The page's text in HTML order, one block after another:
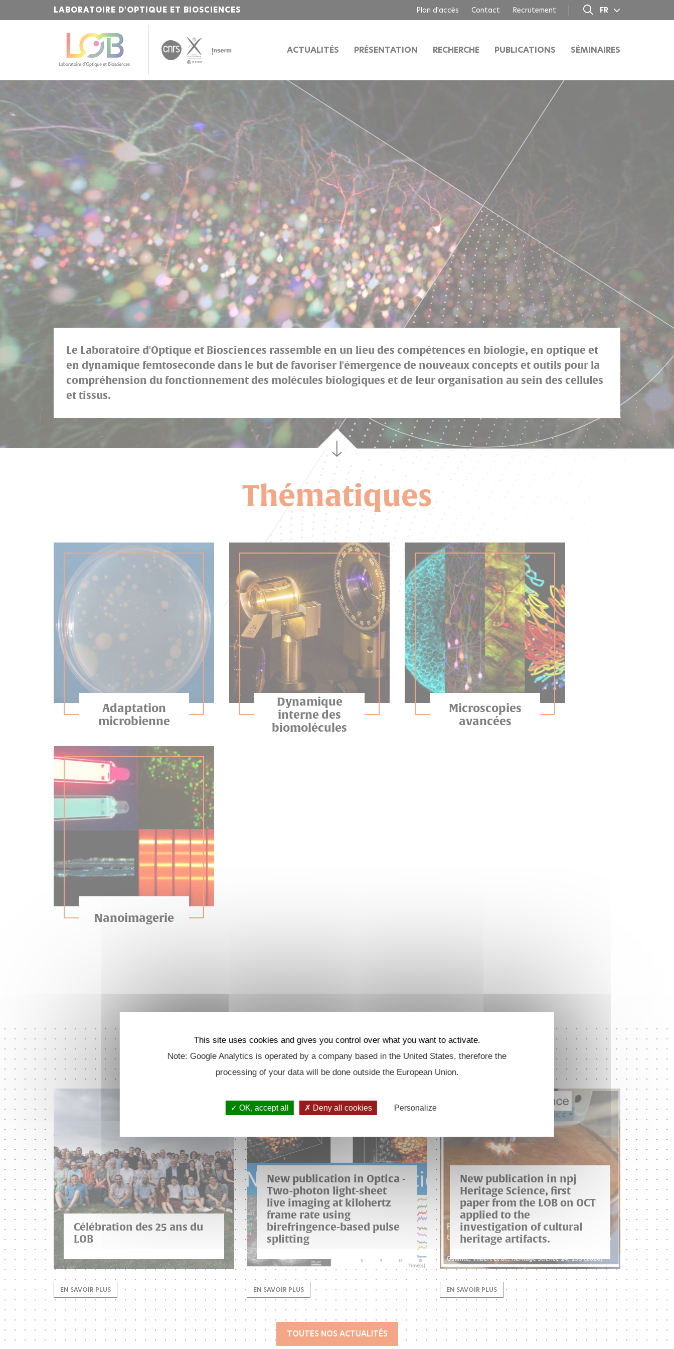
LABORATOIRE D'OPTIQUE ET BIOSCIENCES Plan d'accès Contact Recrutement FR
ACTUALITÉS
PRÉSENTATION RECHERCHE PUBLICATIONS SÉMINAIRES
Bienvenue
sur
l'Institut
Polytechnique
de
Paris
Le Laboratoire d'Optique et Biosciences rassemble en un lieu des compétences en biologie, en optique et
en dynamique femtoseconde dans le but de favoriser l'émergence de nouveaux concepts et outils pour la
compréhension du fonctionnement des molécules biologiques et de leur organisation au sein des cellules
et tissus.
Thématiques
Adaptation
microbienne
Dynamique
interne des
biomolécules
Microscopies
avancées
Nanoimagerie
Actualités
Célébration des 25 ans du
LOB
EN SAVOIR PLUS
New publication in Optica -
Two-photon light-sheet
live imaging at kilohertz
frame rate using
birefringence-based pulse
splitting
EN SAVOIR PLUS
New publication in npj
Heritage Science, first
paper from the LOB on OCT
applied to the
investigation of cultural
heritage artifacts.
EN SAVOIR PLUS
TOUTES NOS ACTUALITÉS
This site uses cookies and gives you control over what you want to activate.
Note: Google Analytics is operated by a company based in the United States, therefore the
processing of your data will be done outside the European Union.
OK, accept all Deny all cookies Personalize